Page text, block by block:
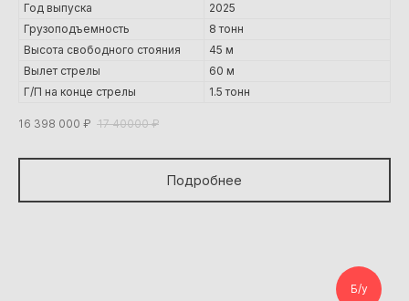
Год выпуска
2025
Грузоподъемность
8 тонн
Высота свободного стояния
45 м
Вылет стрелы
60 м
Г/П на конце стрелы
1.5 тонн
16 398 000 ₽ 17 40000 ₽
Подробнее
Б/у